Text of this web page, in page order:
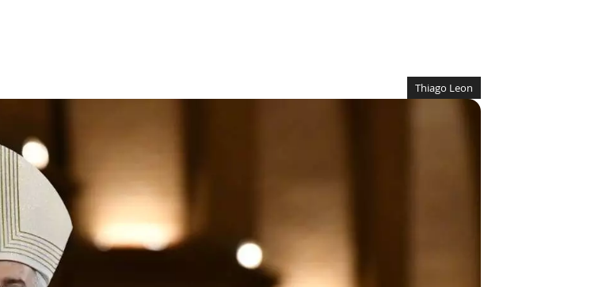
Thiago Leon